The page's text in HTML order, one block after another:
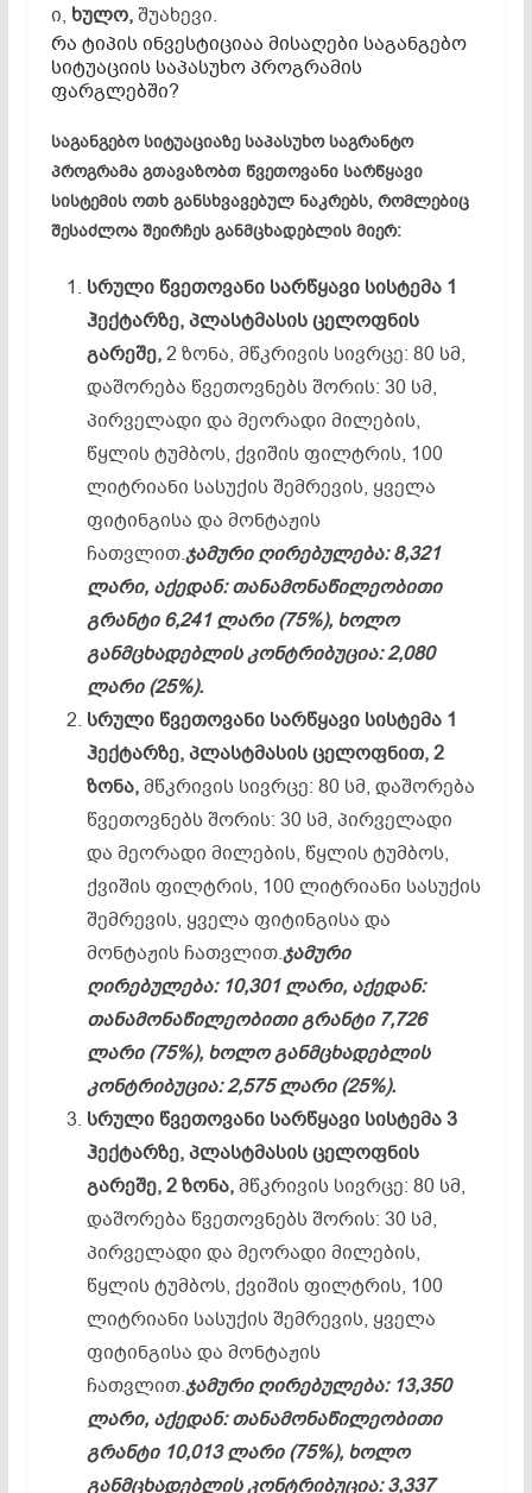
ი, ხულო,შუახევი.
რა ტიპის ინვესტიციაა მისაღები საგანგებო
სიტუაციის საპასუხო პროგრამის
ფარგლებში?
საგანგებო სიტუაციაზე საპასუხო საგრანტო
პროგრამა გთავაზობთ წვეთოვანი სარწყავი
სისტემის ოთხ განსხვავებულ ნაკრებს, რომლებიც
შესაძლოა შეირჩეს განმცხადებლის მიერ:
სრული წვეთოვანი სარწყავი სისტემა 1
ჰექტარზე, პლასტმასის ცელოფნის
გარეშე,2 ზონა, მწკრივის სივრცე: 80 სმ,
დაშორება წვეთოვნებს შორის: 30 სმ,
პირველადი და მეორადი მილების,
წყლის ტუმბოს, ქვიშის ფილტრის, 100
ლიტრიანი სასუქის შემრევის, ყველა
ფიტინგისა და მონტაჟის
ჩათვლით.ჯამური ღირებულება: 8,321
ლარი, აქედან: თანამონაწილეობითი
გრანტი 6,241 ლარი (75%), ხოლო
განმცხადებლის კონტრიბუცია: 2,080
ლარი (25%).
სრული წვეთოვანი სარწყავი სისტემა 1
ჰექტარზე, პლასტმასის ცელოფნით, 2
ზონა,მწკრივის სივრცე: 80 სმ, დაშორება
წვეთოვნებს შორის: 30 სმ, პირველადი
და მეორადი მილების, წყლის ტუმბოს,
ქვიშის ფილტრის, 100 ლიტრიანი სასუქის
შემრევის, ყველა ფიტინგისა და
მონტაჟის ჩათვლით.ჯამური
ღირებულება: 10,301 ლარი, აქედან:
თანამონაწილეობითი გრანტი 7,726
ლარი (75%), ხოლო განმცხადებლის
კონტრიბუცია: 2,575 ლარი (25%).
სრული წვეთოვანი სარწყავი სისტემა 3
ჰექტარზე, პლასტმასის ცელოფნის
გარეშე, 2 ზონა,მწკრივის სივრცე: 80 სმ,
დაშორება წვეთოვნებს შორის: 30 სმ,
პირველადი და მეორადი მილების,
წყლის ტუმბოს, ქვიშის ფილტრის, 100
ლიტრიანი სასუქის შემრევის, ყველა
ფიტინგისა და მონტაჟის
ჩათვლით.ჯამური ღირებულება: 13,350
ლარი, აქედან: თანამონაწილეობითი
გრანტი 10,013 ლარი (75%), ხოლო
განმცხადებლის კონტრიბუცია: 3,337